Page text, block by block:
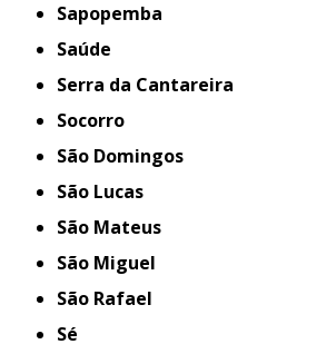
Sapopemba
Saúde
Serra da Cantareira
Socorro
São Domingos
São Lucas
São Mateus
São Miguel
São Rafael
Sé